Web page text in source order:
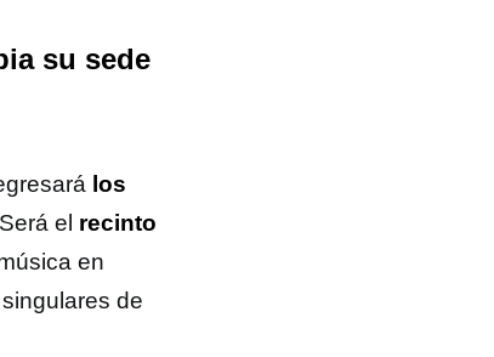
su sede
los
el recinto
en
de